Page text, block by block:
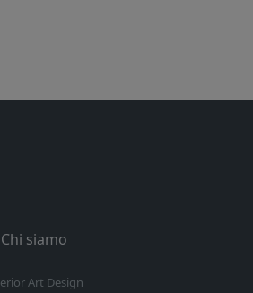
Chi siamo
Art Design